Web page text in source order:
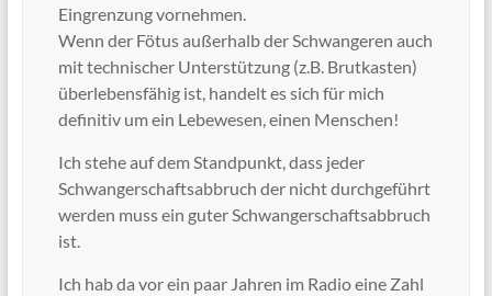
Eingrenzung vornehmen.
Wenn der Fötus außerhalb der Schwangeren auch
mit technischer Unterstützung (z.B. Brutkasten)
überlebensfähig ist, handelt es sich für mich
definitiv um ein Lebewesen, einen Menschen!
Ich stehe auf dem Standpunkt, dass jeder
Schwangerschaftsabbruch der nicht durchgeführt
werden muss ein guter Schwangerschaftsabbruch
ist.
Ich hab da vor ein paar Jahren im Radio eine Zahl